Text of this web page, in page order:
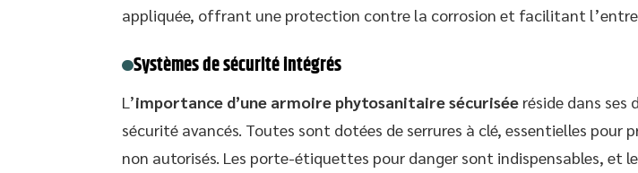
appliquée, offrant une protection contre la corrosion et facilitant
Systèmes de sécurité intégrés
L’importance d’une armoire phytosanitaire sécurisée réside dans ses
sécurité avancés. Toutes sont dotées de serrures à clé, essentielles pour
non autorisés. Les porte-étiquettes pour danger sont indispensables, et